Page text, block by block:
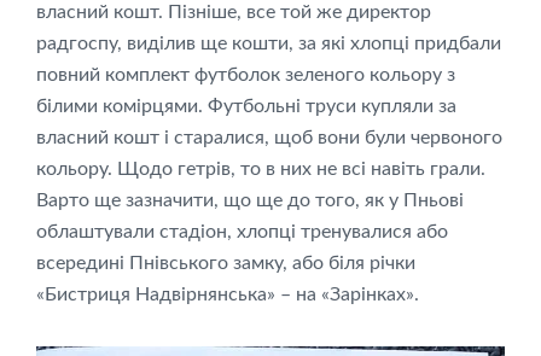
власний кошт. Пізніше, все той же директор
радгоспу, виділив ще кошти, за які хлопці придбали
повний комплект футболок зеленого кольору з
білими комірцями. Футбольні труси купляли за
власний кошт і старалися, щоб вони були червоного
кольору. Щодо гетрів, то в них не всі навіть грали.
Варто ще зазначити, що ще до того, як у Пньові
облаштували стадіон, хлопці тренувалися або
всередині Пнівського замку, або біля річки
«Бистриця Надвірнянська» – на «Зарінках».